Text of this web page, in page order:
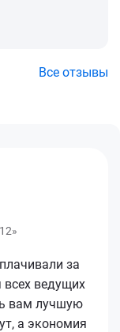
Все отзывы
за
ведущих
вам лучшую
а экономия